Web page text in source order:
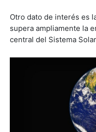
Otro dato de interés es
supera ampliamente la
central del Sistema